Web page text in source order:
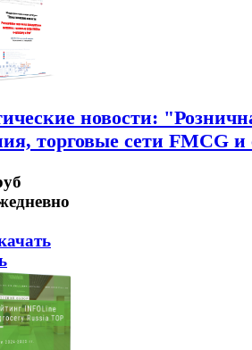
новости:
торговые сети FMCG